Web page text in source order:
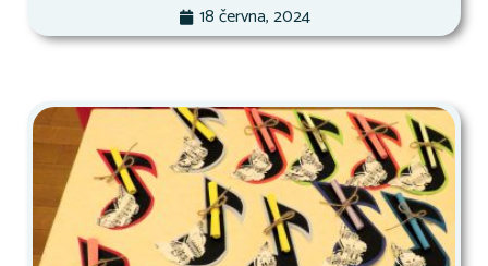
18 června, 2024